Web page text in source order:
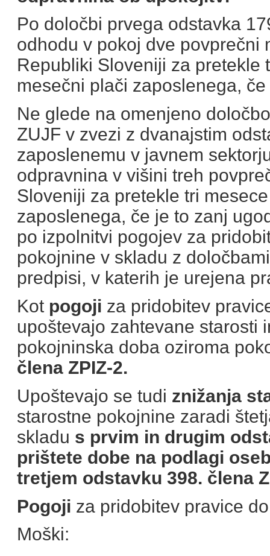
Po določbi prvega odstavka
odhodu v pokoj dve povprečni
Republiki Sloveniji za pretekle
mesečni plači zaposlenega,
Ne glede na omenjeno
ZUJF v zvezi z dvanajstim
zaposlenemu v javnem
odpravnina v višini treh
Sloveniji za pretekle tri
zaposlenega, če je to zanj
po izpolnitvi pogojev za
pokojnine v skladu z
predpisi, v katerih je urejena
Kot pogoji za pridobitev
upoštevajo zahtevane starosti
pokojninska doba oziroma
člena ZPIZ-2.
Upoštevajo se tudi znižanja
starostne pokojnine zaradi
skladu s prvim in drugim
prištete dobe na podlagi
tretjem odstavku 398. člena
Pogoji za pridobitev pravice
Moški: